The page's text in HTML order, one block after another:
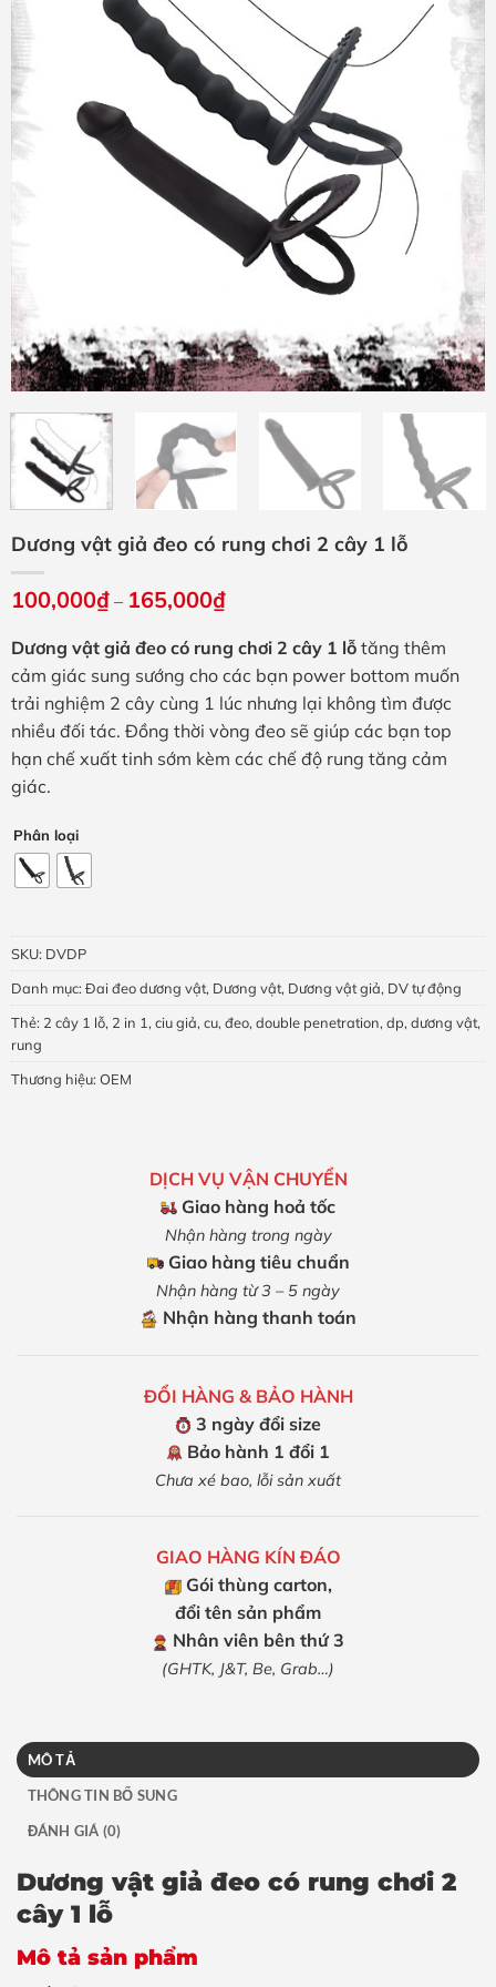
Dương vật giả đeo có rung chơi 2 cây 1 lỗ
100,000₫ – 165,000₫Khoảng
giá:
100,000₫
đến
165,000₫
Dương vật giả đeo có rung chơi 2 cây 1 lỗtăng thêm
cảm giác sung sướng cho các bạn power bottom muốn
trải nghiệm 2 cây cùng 1 lúc nhưng lại không tìm được
nhiều đối tác. Đồng thời vòng đeo sẽ giúp các bạn top
hạn chế xuất tinh sớm kèm các chế độ rung tăng cảm
giác.
Phân loại
SKU: DVDP
Danh mục: Đai đeo dương vật, Dương vật, Dương vật giả, DV tự động
Thẻ: 2 cây 1 lỗ, 2 in 1, ciu giả, cu, đeo, double penetration, dp, dương vật,
rung
Thương hiệu: OEM
DỊCH VỤ VẬN CHUYỂN
Giao hàng hoả tốc
Nhận hàng trong ngày
Giao hàng tiêu chuẩn
Nhận hàng từ 3 – 5 ngày
Nhận hàng thanh toán
ĐỔI HÀNG & BẢO HÀNH
3 ngày đổi size
Bảo hành 1 đổi 1
Chưa xé bao, lỗi sản xuất
GIAO HÀNG KÍN ĐÁO
Gói thùng carton,
đổi tên sản phẩm
Nhân viên bên thứ 3
(GHTK, J&T, Be, Grab…)
MÔ TẢ
THÔNG TIN BỔ SUNG
ĐÁNH GIÁ (0)
Dương vật giả đeo có rung chơi 2
cây 1 lỗ
Mô tả sản phẩm